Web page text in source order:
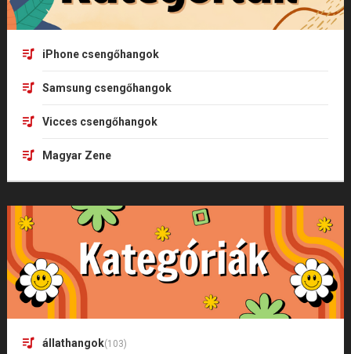
iPhone csengőhangok
Samsung csengőhangok
Vicces csengőhangok
Magyar Zene
állathangok(103)